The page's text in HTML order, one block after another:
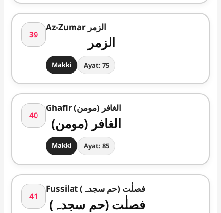
39
Az-Zumar الزمر
الزمر
Makki Ayat: 75
40
Ghafir الغافر (مومن)
الغافر (مومن)
Makki Ayat: 85
41
Fussilat فصلٰت (حم سجدہ)
فصلٰت (حم سجدہ)